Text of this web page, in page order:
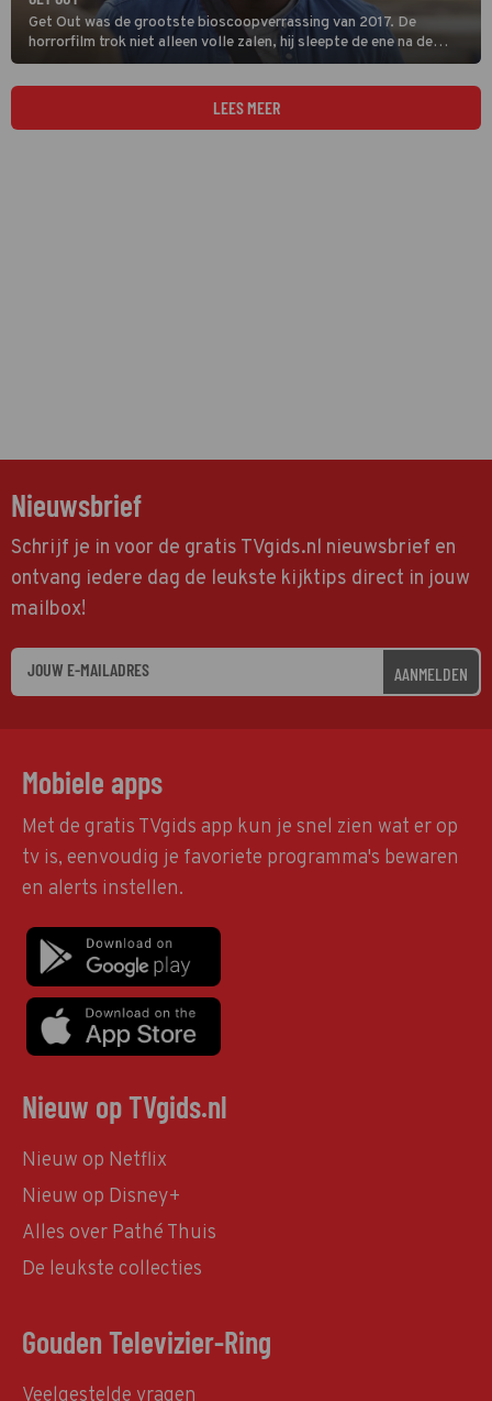
Get Out was de grootste bioscoopverrassing van 2017. De
horrorfilm trok niet alleen volle zalen, hij sleepte de ene na de
andere filmprijs in de wacht.
LEES MEER
Nieuwsbrief
Schrijf je in voor de gratis TVgids.nl nieuwsbrief en
ontvang iedere dag de leukste kijktips direct in jouw
mailbox!
AANMELDEN
Mobiele apps
Met de gratis TVgids app kun je snel zien wat er op
tv is, eenvoudig je favoriete programma's bewaren
en alerts instellen.
Nieuw op TVgids.nl
Nieuw op Netflix
Nieuw op Disney+
Alles over Pathé Thuis
De leukste collecties
Gouden Televizier-Ring